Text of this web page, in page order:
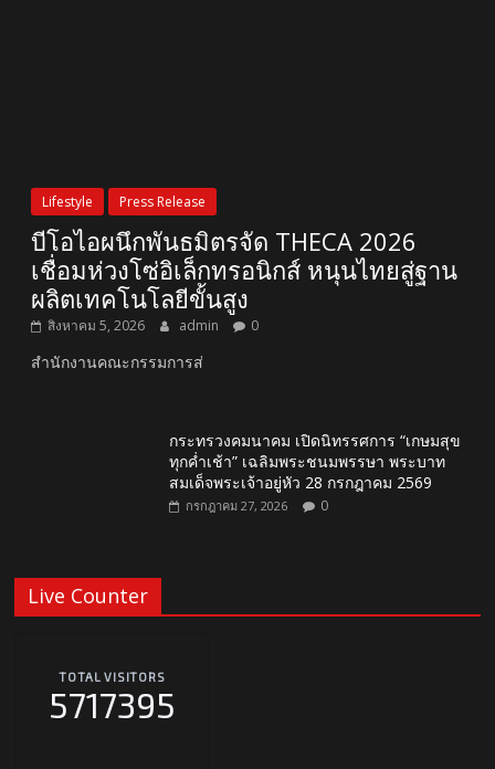
Lifestyle Press Release
บีโอไอผนึกพันธมิตรจัด THECA 2026
เชื่อมห่วงโซ่อิเล็กทรอนิกส์ หนุนไทยสู่ฐาน
ผลิตเทคโนโลยีขั้นสูง
สิงหาคม 5, 2026 admin 0
สำนักงานคณะกรรมการส่
กระทรวงคมนาคม เปิดนิทรรศการ “เกษมสุข
ทุกค่ำเช้า” เฉลิมพระชนมพรรษา พระบาท
สมเด็จพระเจ้าอยู่หัว 28 กรกฎาคม 2569
กรกฎาคม 27, 2026 0
Live Counter
TOTAL VISITORS
5717395